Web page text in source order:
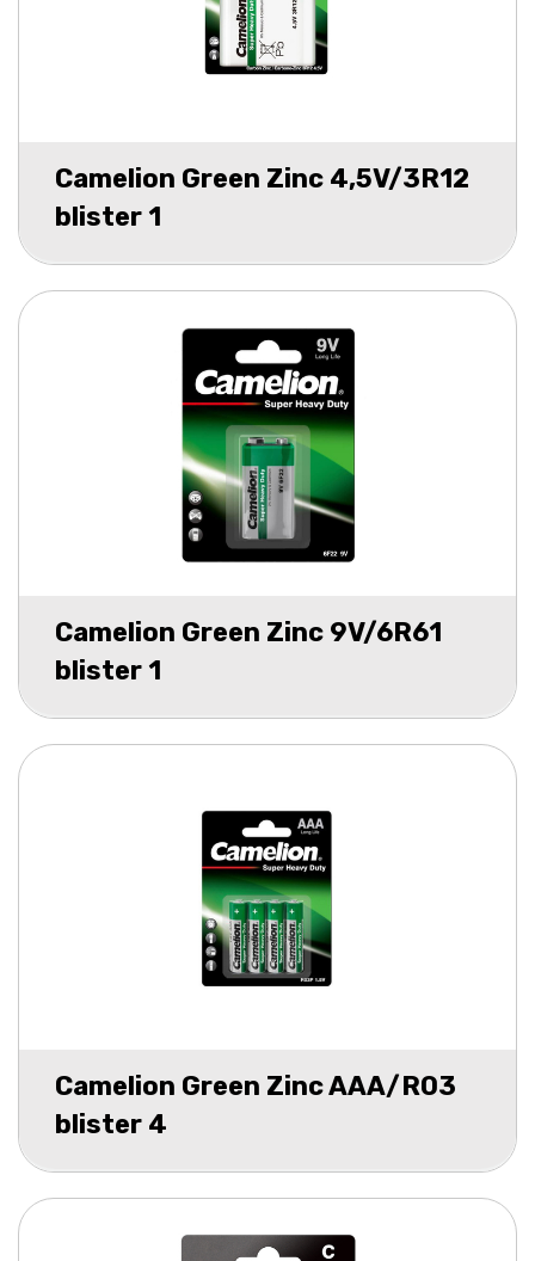
Camelion Green Zinc 4,5V/3R12
blister 1
Camelion Green Zinc 9V/6R61
blister 1
Camelion Green Zinc AAA/R03
blister 4